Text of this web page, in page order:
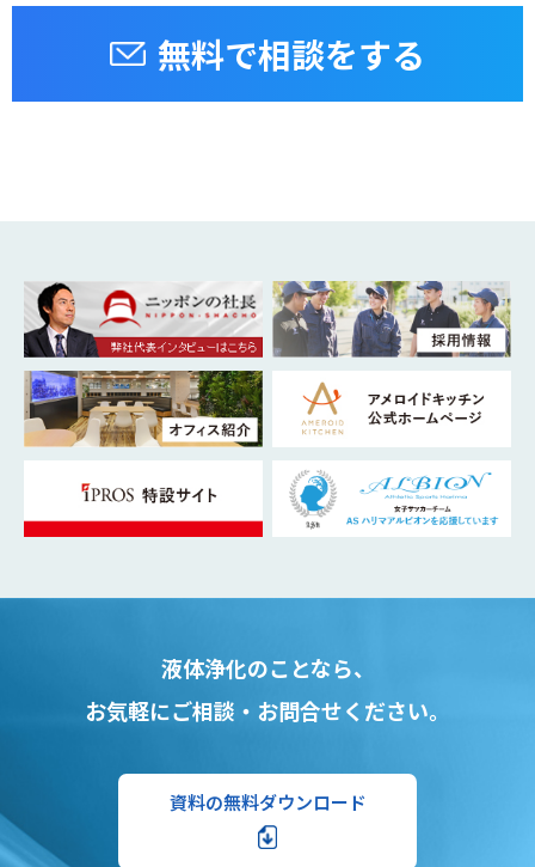
無料で相談をする
液体浄化のことなら、
お気軽にご相談・お問合せください。
資料の無料ダウンロード